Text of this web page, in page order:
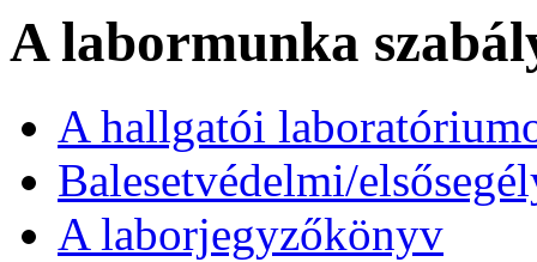
A labormunka
A hallgatói
Balesetvédelmi/
A laborjegyzőkönyv